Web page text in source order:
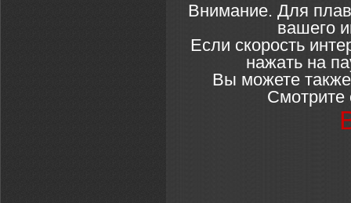
Внимание. Для
вашего
Если скорость
нажать на
Вы можете
Смотрите